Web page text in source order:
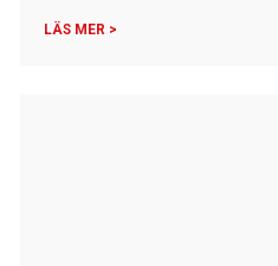
LÄS MER >